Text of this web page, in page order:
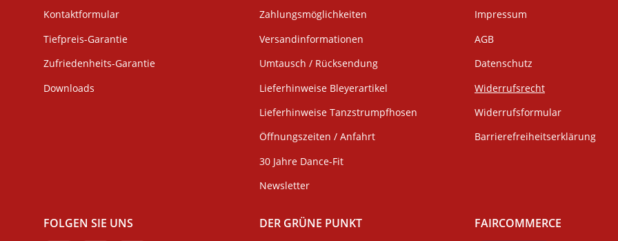
Kontaktformular
Tiefpreis-Garantie
Zufriedenheits-Garantie
Downloads
Zahlungsmöglichkeiten
Versandinformationen
Umtausch / Rücksendung
Lieferhinweise Bleyerartikel
Lieferhinweise Tanzstrumpfhosen
Öffnungszeiten / Anfahrt
30 Jahre Dance-Fit
Newsletter
Impressum
AGB
Datenschutz
Widerrufsrecht
Widerrufsformular
Barrierefreiheitserklärung
FOLGEN SIE UNS DER GRÜNE PUNKT FAIRCOMMERCE